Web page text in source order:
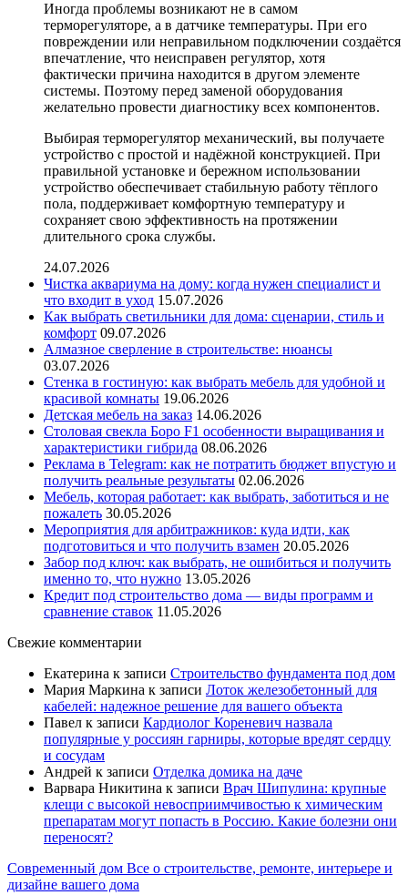
Иногда проблемы возникают не в самом
терморегуляторе, а в датчике температуры. При его
повреждении или неправильном подключении создаётся
впечатление, что неисправен регулятор, хотя
фактически причина находится в другом элементе
системы. Поэтому перед заменой оборудования
желательно провести диагностику всех компонентов.
Выбирая терморегулятор механический, вы получаете
устройство с простой и надёжной конструкцией. При
правильной установке и бережном использовании
устройство обеспечивает стабильную работу тёплого
пола, поддерживает комфортную температуру и
сохраняет свою эффективность на протяжении
длительного срока службы.
24.07.2026
Чистка аквариума на дому: когда нужен специалист и
что входит в уход 15.07.2026
Как выбрать светильники для дома: сценарии, стиль и
комфорт 09.07.2026
Алмазное сверление в строительстве: нюансы
03.07.2026
Стенка в гостиную: как выбрать мебель для удобной и
красивой комнаты 19.06.2026
Детская мебель на заказ 14.06.2026
Столовая свекла Боро F1 особенности выращивания и
характеристики гибрида 08.06.2026
Реклама в Telegram: как не потратить бюджет впустую и
получить реальные результаты 02.06.2026
Мебель, которая работает: как выбрать, заботиться и не
пожалеть 30.05.2026
Мероприятия для арбитражников: куда идти, как
подготовиться и что получить взамен 20.05.2026
Забор под ключ: как выбрать, не ошибиться и получить
именно то, что нужно 13.05.2026
Кредит под строительство дома — виды программ и
сравнение ставок 11.05.2026
Свежие комментарии
Екатерина к записи Строительство фундамента под дом
Мария Маркина к записи Лоток железобетонный для
кабелей: надежное решение для вашего объекта
Павел к записи Кардиолог Кореневич назвала
популярные у россиян гарниры, которые вредят сердцу
и сосудам
Андрей к записи Отделка домика на даче
Варвара Никитина к записи Врач Шипулина: крупные
клещи с высокой невосприимчивостью к химическим
препаратам могут попасть в Россию. Какие болезни они
переносят?
Современный дом Все о строительстве, ремонте, интерьере и
дизайне вашего дома